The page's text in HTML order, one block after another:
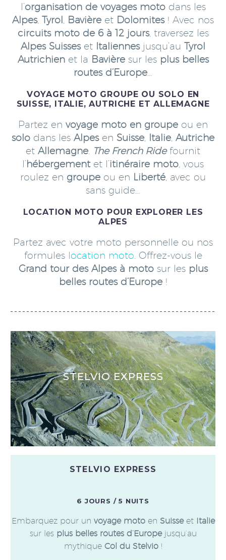
l’organisation de voyages motodans les
Alpes, Tyrol, Bavière et Dolomites! Avec nos
circuits moto de 6 à 12 jours, traversez les
Alpes Suisseset Italiennesjusqu’au Tyrol
Autrichienet la Bavièresur les plus belles
routes d’Europe…
VOYAGE MOTO GROUPE OU SOLO EN
SUISSE, ITALIE, AUTRICHE ET ALLEMAGNE
Partez en voyage moto en groupe ou en
solo dans les Alpesen Suisse Italie Autriche
et Allemagne The French Ridefournit
l’hébergementet l’itinéraire moto , vous
roulez en groupe ou en Liberté , avec ou
sans guide…
LOCATION MOTO POUR EXPLORER LES
ALPES
Partez avec votre moto personnelle ou nos
formules location moto . Offrez-vous le
Grand tour des Alpes à motosur les plus
belles routes d’Europe!
STELVIO EXPRESS
STELVIO EXPRESS
6 JOURS / 5 NUITS
Embarquez pour un voyage motoen Suisseet Italie
sur les plus belles routes d’Europejusqu’au
mythique Col du Stelvio!